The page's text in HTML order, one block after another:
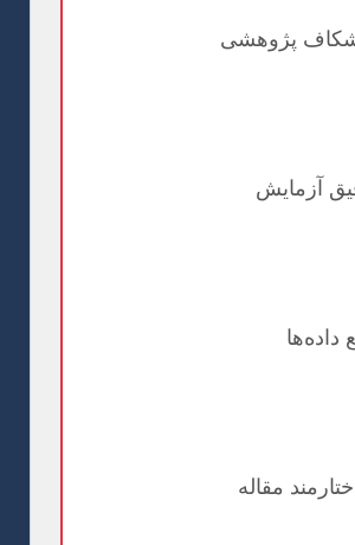
پژوهشی
آزمایش
داده‌ها
مقاله